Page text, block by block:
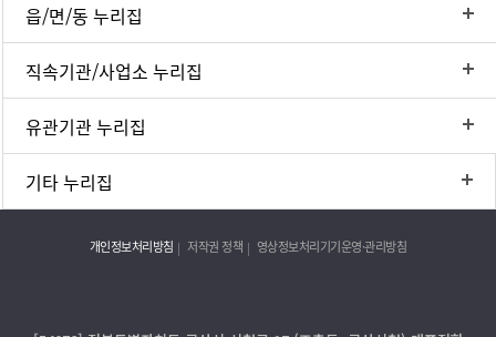
읍/면/동 누리집
직속기관/사업소 누리집
유관기관 누리집
기타 누리집
개인정보처리방침 저작권 정책 영상정보처리기기운영·관리방침